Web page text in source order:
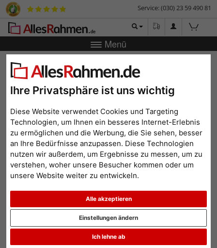
Ihre Privatsphäre ist uns wichtig
Diese Website verwendet Cookies und Targeting
Technologien, um Ihnen ein besseres Internet-Erlebnis
zu ermöglichen und die Werbung, die Sie sehen, besser
an Ihre Bedürfnisse anzupassen. Diese Technologien
nutzen wir außerdem, um Ergebnisse zu messen, um zu
verstehen, woher unsere Besucher kommen oder um
unsere Website weiter zu entwickeln.
Alle akzeptieren
Ich lehne ab
Einstellungen ändern
Service: (030) 23 59 490 81
Menü
Zurück | Bilderrahmen-Shop Bilderrahmen
Metall-Bilderrahmen Loft
Metall-Bilderrahmen Loft